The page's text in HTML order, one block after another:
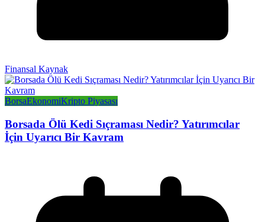
Finansal Kaynak
BorsaEkonomiKripto Piyasası
Borsada Ölü Kedi Sıçraması Nedir? Yatırımcılar
İçin Uyarıcı Bir Kavram